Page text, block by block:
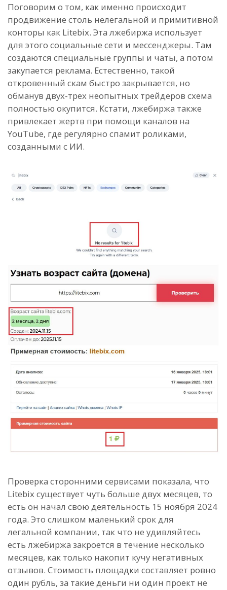
Поговорим о том, как именно происходит
продвижение столь нелегальной и примитивной
конторы как Litebix. Эта лжебиржа использует
для этого социальные сети и мессенджеры. Там
создаются специальные группы и чаты, а потом
закупается реклама. Естественно, такой
откровенный скам быстро закрывается, но
обманув двух-трех неопытных трейдеров схема
полностью окупится. Кстати, лжебиржа также
привлекает жертв при помощи каналов на
YouTube, где регулярно спамит роликами,
созданными с ИИ.
Проверка сторонними сервисами показала, что
Litebix существует чуть больше двух месяцев, то
есть он начал свою деятельность 15 ноября 2024
года. Это слишком маленький срок для
легальной компании, так что не удивляйтесь
есть лжебиржа закроется в течение несколько
месяцев, как только накопит кучу негативных
отзывов. Стоимость площадки составляет ровно
один рубль, за такие деньги ни один проект не